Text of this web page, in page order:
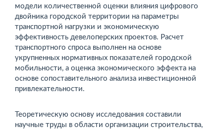
модели количественной оценки влияния цифрового
двойника городской территории на параметры
транспортной нагрузки и экономическую
эффективность девелоперских проектов. Расчет
транспортного спроса выполнен на основе
укрупненных нормативных показателей городской
мобильности, а оценка экономического эффекта на
основе сопоставительного анализа инвестиционной
привлекательности.
Теоретическую основу исследования составили
научные труды в области организации строительства,